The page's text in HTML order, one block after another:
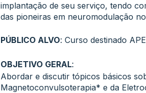
implantação de seu serviço, tendo
das pioneiras em neuromodulação
PÚBLICO ALVO: Curso destinado
OBJETIVO GERAL:
Abordar e discutir tópicos básicos
Magnetoconvulsoterapia* e da